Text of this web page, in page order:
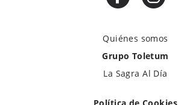
Quiénes somos
Grupo Toletum
La Sagra Al Día